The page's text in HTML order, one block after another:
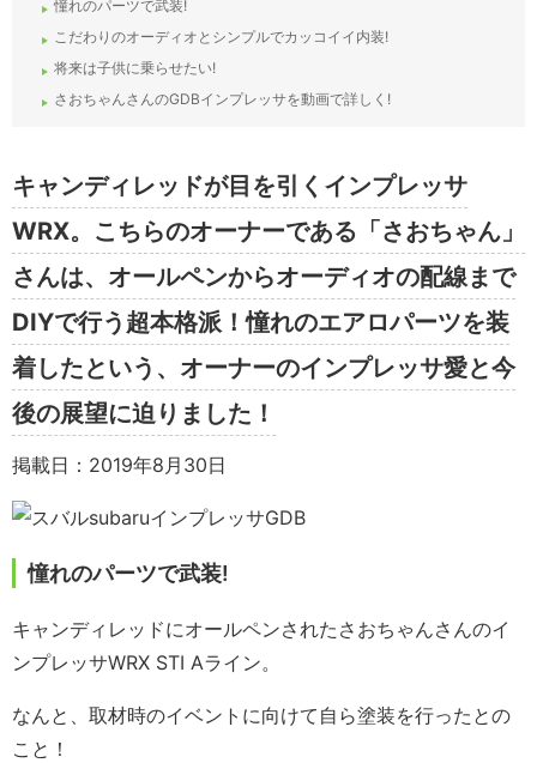
憧れのパーツで武装!
こだわりのオーディオとシンプルでカッコイイ内装!
将来は子供に乗らせたい!
さおちゃんさんのGDBインプレッサを動画で詳しく!
キャンディレッドが目を引くインプレッサ
WRX。こちらのオーナーである「さおちゃん」
さんは、オールペンからオーディオの配線まで
DIYで行う超本格派！憧れのエアロパーツを装
着したという、オーナーのインプレッサ愛と今
後の展望に迫りました！
掲載日：2019年8月30日
憧れのパーツで武装!
キャンディレッドにオールペンされたさおちゃんさんのイ
ンプレッサWRX STI Aライン。
なんと、取材時のイベントに向けて自ら塗装を行ったとの
こと！